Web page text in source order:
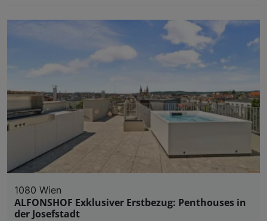
1080 Wien
ALFONSHOF Exklusiver Erstbezug: Penthouses in
der Josefstadt